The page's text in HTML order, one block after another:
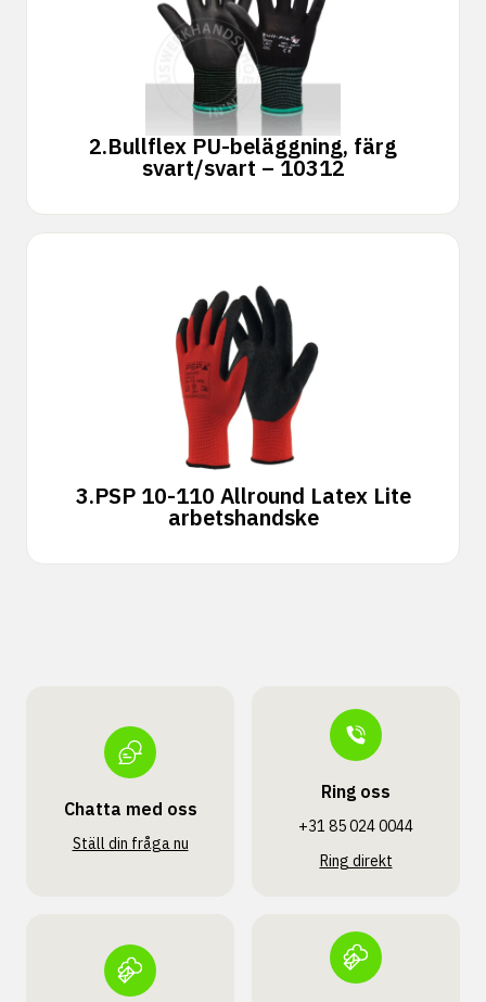
2.Bullflex PU-beläggning, färg
svart/svart – 10312
3.PSP 10-110 Allround Latex Lite
arbetshandske
Chatta med oss
Ställ din fråga nu
Ring oss
+31 85 024 0044
Ring direkt